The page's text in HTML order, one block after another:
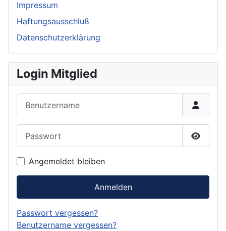
Impressum
Haftungsausschluß
Datenschutzerklärung
Login Mitglied
Angemeldet bleiben
Anmelden
Passwort vergessen?
Benutzername vergessen?